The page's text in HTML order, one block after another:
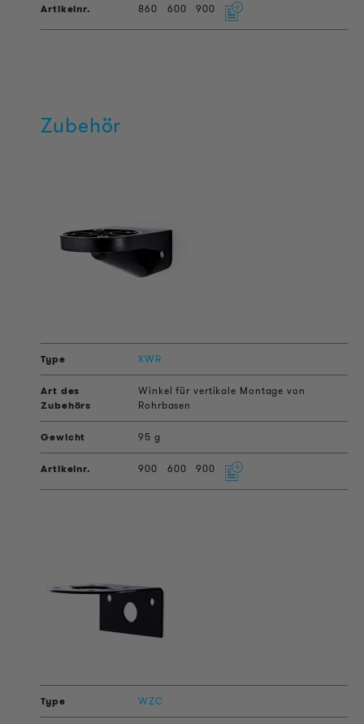
860 600 900
Zubehör
XWR
Winkel für vertikale Montage von
Rohrbasen
95 g
900 600 900
WZC